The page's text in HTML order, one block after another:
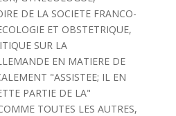
DE LA SOCIETE FRANCO-
ET OBSTETRIQUE,
SUR LA
EN MATIERE DE
"ASSISTEE; IL EN
PARTIE DE LA"
TOUTES LES AUTRES,